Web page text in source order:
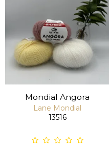
Mondial Angora
Lane Mondial
13516